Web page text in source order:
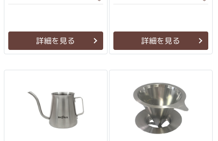
詳細を見る 詳細を見る